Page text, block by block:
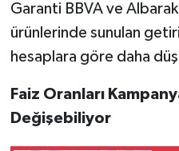
Garanti BBVA ve
ürünlerinde sunulan
hesaplara göre daha
Faiz Oranları
Değişebiliyor